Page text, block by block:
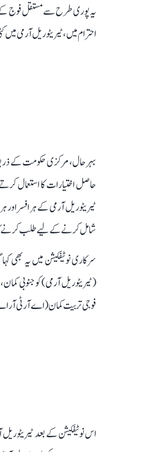
یہ پوری طرح سے مستقل فوج کے
احترام میں، ٹیریٹوریل آرمی
حاصل اختیارات کا استعمال
ٹیریٹوریل آرمی کے ہر افسر
شامل کرنے کے لیے طلب کرنے کا
(ٹیریٹوریل آرمی) کو جنوبی
فوجی تربیت کمان (اے آر ٹی آر
اس نوٹیفکیشن کے بعد